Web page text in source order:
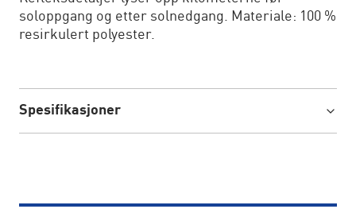
soloppgang og etter solnedgang. Materiale: 100 %
resirkulert polyester.
Spesifikasjoner